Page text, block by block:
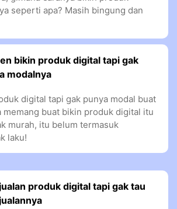
seperti apa? Masih bingung dan
bikin produk digital tapi gak
modalnya
digital tapi gak punya modal buat
memang buat bikin produk digital itu
murah, itu belum termasuk
laku!
produk digital tapi gak tau